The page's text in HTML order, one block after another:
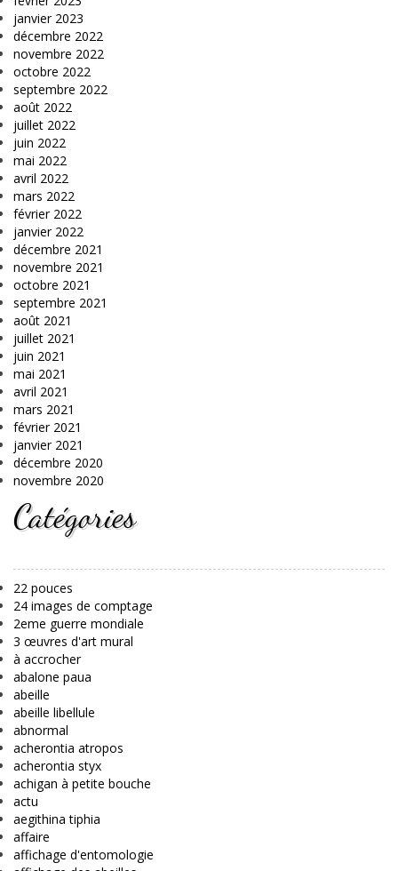
janvier 2023
décembre 2022
novembre 2022
octobre 2022
septembre 2022
août 2022
juillet 2022
juin 2022
mai 2022
avril 2022
mars 2022
février 2022
janvier 2022
décembre 2021
novembre 2021
octobre 2021
septembre 2021
août 2021
juillet 2021
juin 2021
mai 2021
avril 2021
mars 2021
février 2021
janvier 2021
décembre 2020
novembre 2020
Catégories
22 pouces
24 images de comptage
2eme guerre mondiale
3 œuvres d'art mural
à accrocher
abalone paua
abeille
abeille libellule
abnormal
acherontia atropos
acherontia styx
achigan à petite bouche
actu
aegithina tiphia
affaire
affichage d'entomologie